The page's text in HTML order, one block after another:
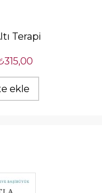
Terapi
ekle